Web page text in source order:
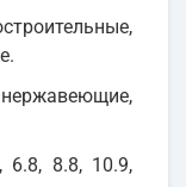
6.8, 8.8, 10.9,